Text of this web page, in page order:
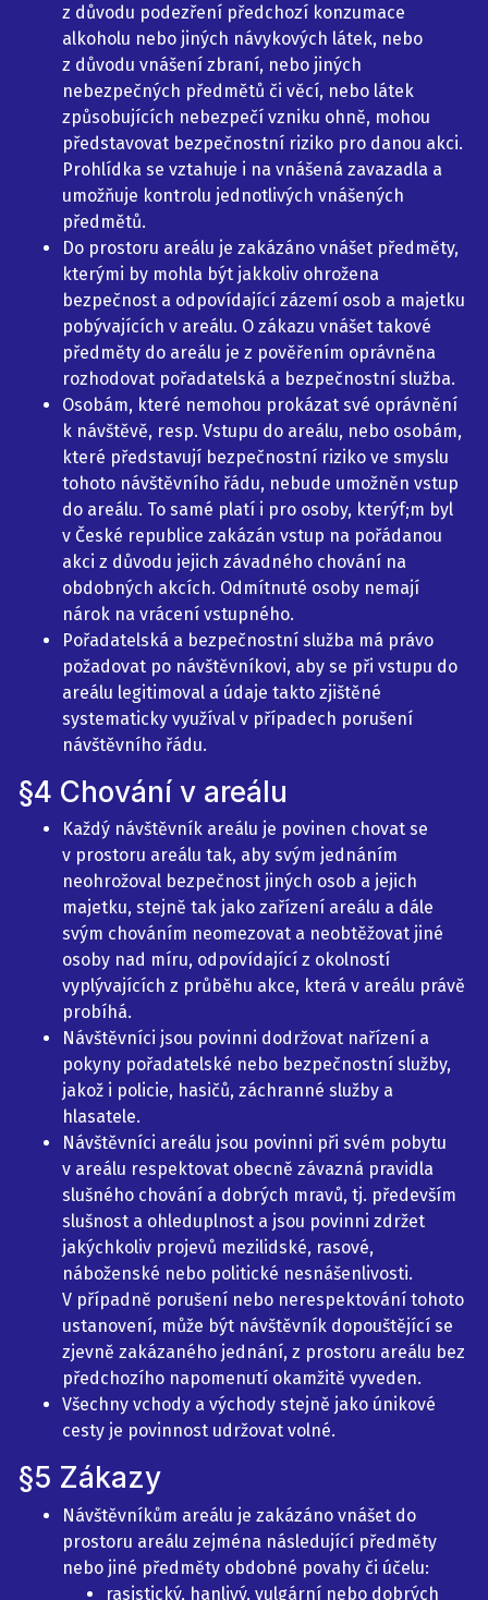
z důvodu podezření předchozí konzumace
alkoholu nebo jiných návykových látek, nebo
z důvodu vnášení zbraní, nebo jiných
nebezpečných předmětů či věcí, nebo látek
způsobujících nebezpečí vzniku ohně, mohou
představovat bezpečnostní riziko pro danou akci.
Prohlídka se vztahuje i na vnášená zavazadla a
umožňuje kontrolu jednotlivých vnášených
předmětů.
Do prostoru areálu je zakázáno vnášet předměty,
kterými by mohla být jakkoliv ohrožena
bezpečnost a odpovídající zázemí osob a majetku
pobývajících v areálu. O zákazu vnášet takové
předměty do areálu je z pověřením oprávněna
rozhodovat pořadatelská a bezpečnostní služba.
Osobám, které nemohou prokázat své oprávnění
k návštěvě, resp. Vstupu do areálu, nebo osobám,
které představují bezpečnostní riziko ve smyslu
tohoto návštěvního řádu, nebude umožněn vstup
do areálu. To samé platí i pro osoby, kterýf;m byl
v České republice zakázán vstup na pořádanou
akci z důvodu jejich závadného chování na
obdobných akcích. Odmítnuté osoby nemají
nárok na vrácení vstupného.
Pořadatelská a bezpečnostní služba má právo
požadovat po návštěvníkovi, aby se při vstupu do
areálu legitimoval a údaje takto zjištěné
systematicky využíval v případech porušení
návštěvního řádu.
§4 Chování v areálu
Každý návštěvník areálu je povinen chovat se
v prostoru areálu tak, aby svým jednáním
neohrožoval bezpečnost jiných osob a jejich
majetku, stejně tak jako zařízení areálu a dále
svým chováním neomezovat a neobtěžovat jiné
osoby nad míru, odpovídající z okolností
vyplývajících z průběhu akce, která v areálu právě
probíhá.
Návštěvníci jsou povinni dodržovat nařízení a
pokyny pořadatelské nebo bezpečnostní služby,
jakož i policie, hasičů, záchranné služby a
hlasatele.
Návštěvníci areálu jsou povinni při svém pobytu
v areálu respektovat obecně závazná pravidla
slušného chování a dobrých mravů, tj. především
slušnost a ohleduplnost a jsou povinni zdržet
jakýchkoliv projevů mezilidské, rasové,
náboženské nebo politické nesnášenlivosti.
V případně porušení nebo nerespektování tohoto
ustanovení, může být návštěvník dopouštějící se
zjevně zakázaného jednání, z prostoru areálu bez
předchozího napomenutí okamžitě vyveden.
Všechny vchody a východy stejně jako únikové
cesty je povinnost udržovat volné.
§5 Zákazy
Návštěvníkům areálu je zakázáno vnášet do
prostoru areálu zejména následující předměty
nebo jiné předměty obdobné povahy či účelu:
rasistický, hanlivý, vulgární nebo dobrých